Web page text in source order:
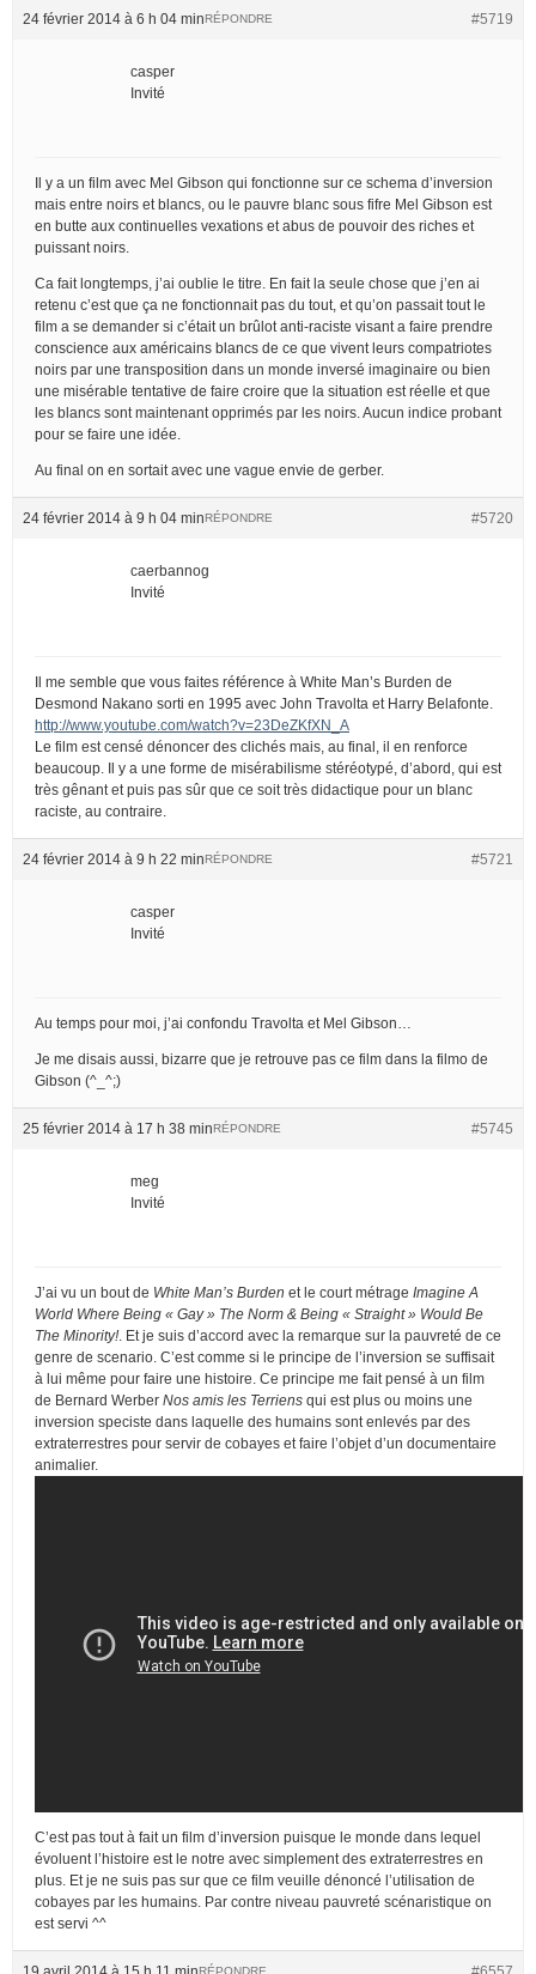
24 février 2014 à 6 h 04 min #5719
RÉPONDRE
casper
Invité
Il y a un film avec Mel Gibson qui fonctionne sur ce schema d’inversion
mais entre noirs et blancs, ou le pauvre blanc sous fifre Mel Gibson est
en butte aux continuelles vexations et abus de pouvoir des riches et
puissant noirs.
Ca fait longtemps, j’ai oublie le titre. En fait la seule chose que j’en ai
retenu c’est que ça ne fonctionnait pas du tout, et qu’on passait tout le
film a se demander si c’était un brûlot anti-raciste visant a faire prendre
conscience aux américains blancs de ce que vivent leurs compatriotes
noirs par une transposition dans un monde inversé imaginaire ou bien
une misérable tentative de faire croire que la situation est réelle et que
les blancs sont maintenant opprimés par les noirs. Aucun indice probant
pour se faire une idée.
Au final on en sortait avec une vague envie de gerber.
24 février 2014 à 9 h 04 min #5720
RÉPONDRE
caerbannog
Invité
Il me semble que vous faites référence à White Man’s Burden de
Desmond Nakano sorti en 1995 avec John Travolta et Harry Belafonte.
http://www.youtube.com/watch?v=23DeZKfXN_A
Le film est censé dénoncer des clichés mais, au final, il en renforce
beaucoup. Il y a une forme de misérabilisme stéréotypé, d’abord, qui est
très gênant et puis pas sûr que ce soit très didactique pour un blanc
raciste, au contraire.
24 février 2014 à 9 h 22 min #5721
RÉPONDRE
casper
Invité
Au temps pour moi, j’ai confondu Travolta et Mel Gibson…
Je me disais aussi, bizarre que je retrouve pas ce film dans la filmo de
Gibson (^_^;)
25 février 2014 à 17 h 38 min #5745
RÉPONDRE
meg
Invité
J’ai vu un bout de White Man’s Burden et le court métrage Imagine A
World Where Being « Gay » The Norm & Being « Straight » Would Be
The Minority!. Et je suis d’accord avec la remarque sur la pauvreté de ce
genre de scenario. C’est comme si le principe de l’inversion se suffisait
à lui même pour faire une histoire. Ce principe me fait pensé à un film
de Bernard Werber Nos amis les Terriens qui est plus ou moins une
inversion speciste dans laquelle des humains sont enlevés par des
extraterrestres pour servir de cobayes et faire l’objet d’un documentaire
animalier.
C’est pas tout à fait un film d’inversion puisque le monde dans lequel
évoluent l’histoire est le notre avec simplement des extraterrestres en
plus. Et je ne suis pas sur que ce film veuille dénoncé l’utilisation de
cobayes par les humains. Par contre niveau pauvreté scénaristique on
est servi ^^
RÉPONDRE